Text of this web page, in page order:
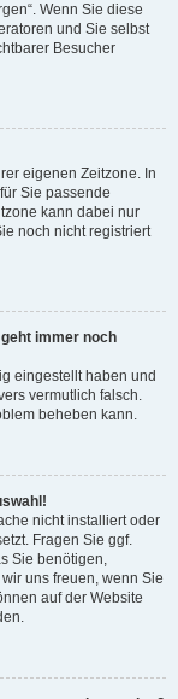
Wenn Sie diese
und Sie selbst
Besucher
eigenen Zeitzone. In
Sie passende
kann dabei nur
noch nicht registriert
immer noch
eingestellt haben und
vermutlich falsch.
beheben kann.
nicht installiert oder
Fragen Sie ggf.
Sie benötigen,
uns freuen, wenn Sie
auf der Website